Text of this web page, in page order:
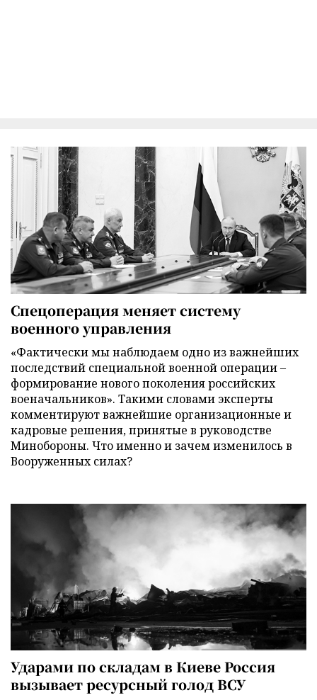
Спецоперация меняет систему
военного управления
«Фактически мы наблюдаем одно из важнейших
последствий специальной военной операции –
формирование нового поколения российских
военачальников». Такими словами эксперты
комментируют важнейшие организационные и
кадровые решения, принятые в руководстве
Минобороны. Что именно и зачем изменилось в
Вооруженных силах?
Ударами по складам в Киеве Россия
вызывает ресурсный голод ВСУ